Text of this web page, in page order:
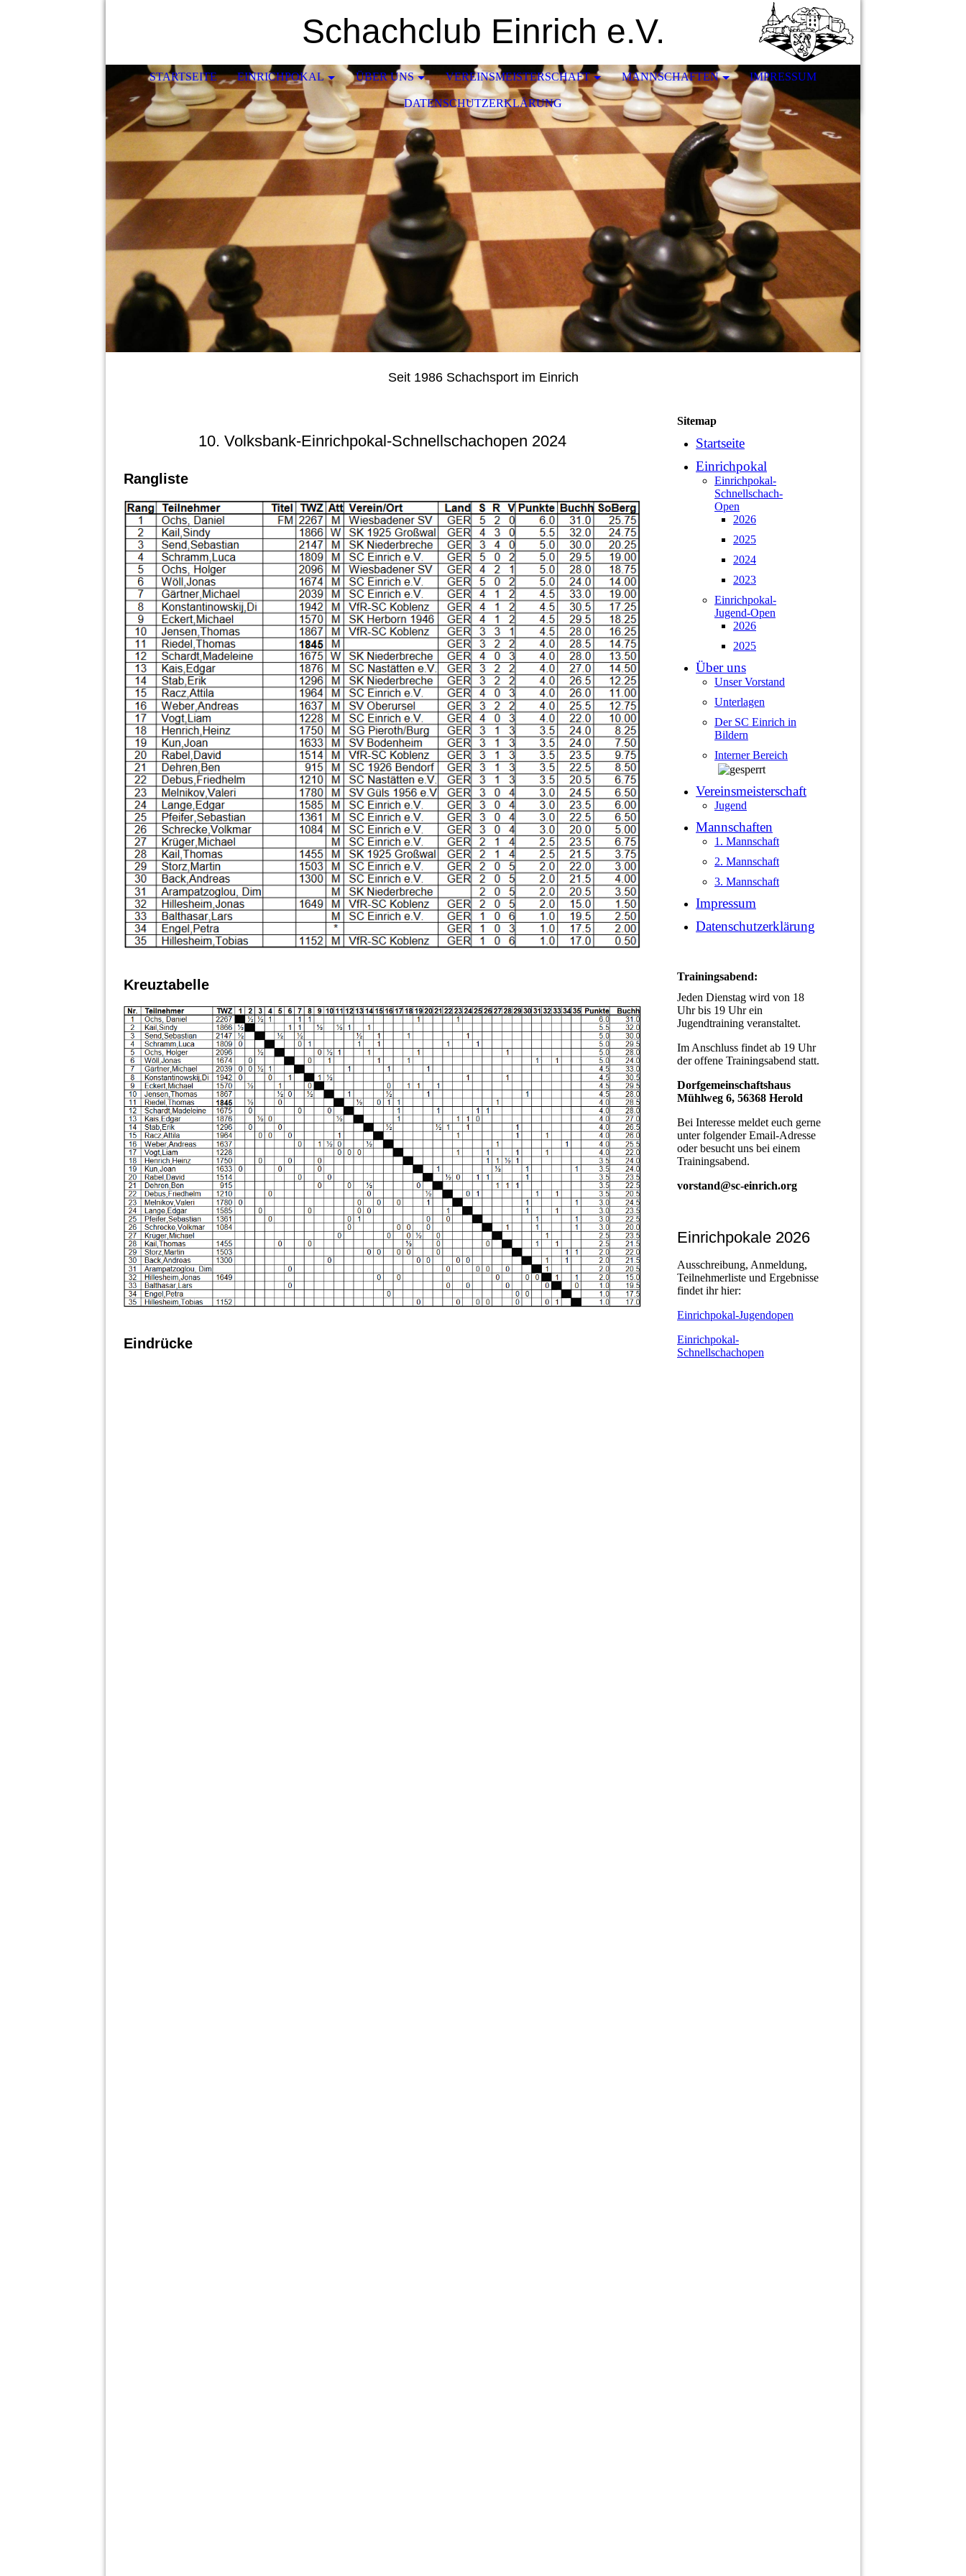
Schachclub Einrich e.V.
STARTSEITE EINRICHPOKAL ÜBER UNS VEREINSMEISTERSCHAFT MANNSCHAFTEN IMPRESSUM
DATENSCHUTZERKLÄRUNG
Seit 1986 Schachsport im Einrich
10. Volksbank-Einrichpokal-Schnellschachopen 2024
Rangliste
Kreuztabelle
Eindrücke
Sitemap
Startseite
Einrichpokal
Einrichpokal-
Schnellschach-
Open
2026
2025
2024
2023
Einrichpokal-
Jugend-Open
2026
2025
Über uns
Unser Vorstand
Unterlagen
Der SC Einrich in
Bildern
Interner Bereich
Vereinsmeisterschaft
Jugend
Mannschaften
1. Mannschaft
2. Mannschaft
3. Mannschaft
Impressum
Datenschutzerklärung
Trainingsabend:
Jeden Dienstag wird von 18
Uhr bis 19 Uhr ein
Jugendtraining veranstaltet.
Im Anschluss findet ab 19 Uhr
der offene Trainingsabend statt.
Dorfgemeinschaftshaus
Mühlweg 6, 56368 Herold
Bei Interesse meldet euch gerne
unter folgender Email-Adresse
oder besucht uns bei einem
Trainingsabend.
vorstand@sc-einrich.org
Einrichpokale 2026
Ausschreibung, Anmeldung,
Teilnehmerliste und Ergebnisse
findet ihr hier:
Einrichpokal-Jugendopen
Einrichpokal-
Schnellschachopen